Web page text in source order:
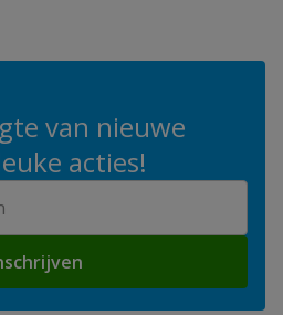
van nieuwe
acties!